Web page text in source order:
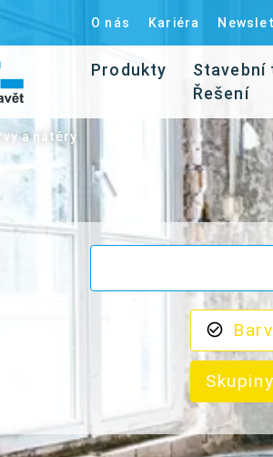
O nás Kariéra
Produkty
Stavební
Řešení
a nátěry